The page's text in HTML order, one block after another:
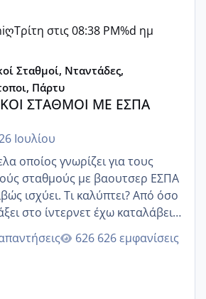
Τρίτη στις 08:38 PM%d ημ
ΕΣΠΑ
Σταθμοί, Νταντάδες,
Πάρτυ
ΣΤΑΘΜΟΙ ΜΕ ΕΣΠΑ
Ιουλίου
οποίος γνωρίζει για τους
σταθμούς με βαουτσερ ΕΣΠΑ
ισχύει. Τι καλύπτει? Από όσο
στο ίντερνετ έχω καταλάβει
βαουτσερ καλύπτει όλα τα
και τα τροφεια του ιδιωτικού
626 εμφανίσεις